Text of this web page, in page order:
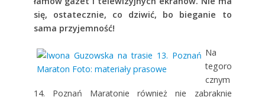
się, ostatecznie, co dziwić, bo bieganie to
sama przyjemność!
Na
tegoro
cznym
14. Poznań Maratonie również nie zabraknie